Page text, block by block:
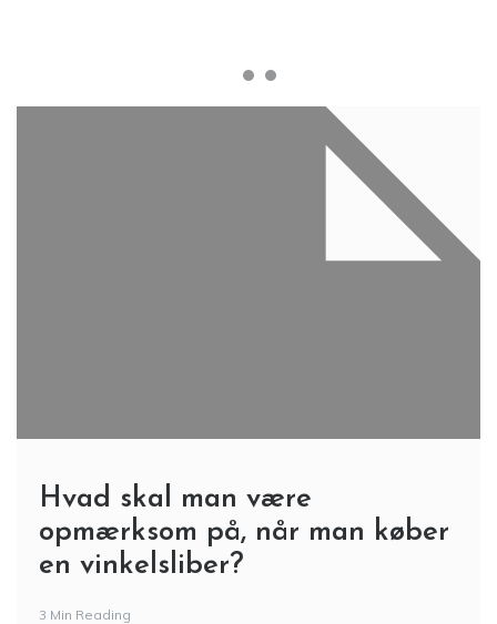
Hvad skal man være
opmærksom på, når man køber
en vinkelsliber?
3 Min Reading